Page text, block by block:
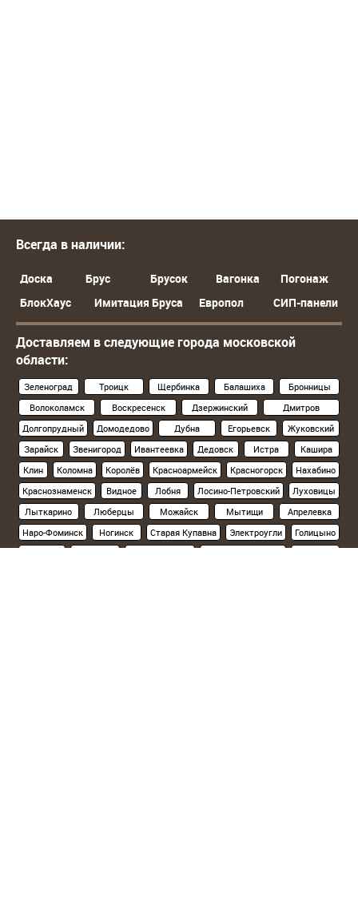
Всегда в наличии:
Доска Брус Брусок Вагонка
Погонаж
БлокХаус
Имитация Бруса Европол СИП-панели
Доставляем в следующие города московской
области:
Зеленоград Троицк Щербинка Балашиха
Бронницы
Волоколамск
Воскресенск Дзержинский
Дмитров
Долгопрудный
Домодедово Дубна Егорьевск
Жуковский
Зарайск
Звенигород Ивантеевка Дедовск Истра
Кашира
Клин
Коломна Королёв Красноармейск Красногорск
Нахабино
Краснознаменск
Видное Лобня Лосино-Петровский
Луховицы
Лыткарино
Люберцы Можайск Мытищи
Апрелевка
Наро-Фоминск
Ногинск Старая Купавна Электроугли
Голицыно